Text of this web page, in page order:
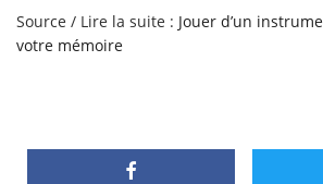
Source / Lire la suite : Jouer d’un
votre mémoire